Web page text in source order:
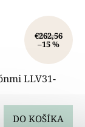
€262,56
–15 %
LLV31-
DO KOŠÍKA